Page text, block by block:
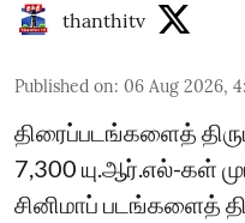
thanthitv
Published on: 06 Aug 2026,
திரைப்படங்களைத்
7,300 யு.ஆர்.எல்-
சினிமாப் படங்களைத்